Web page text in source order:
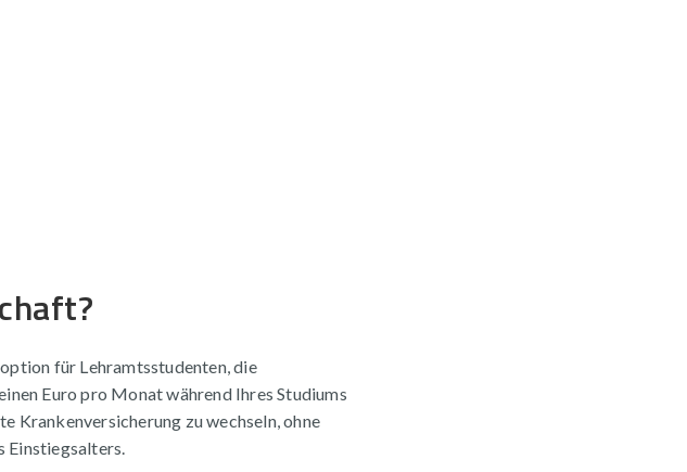
für Lehramtsstudenten, die
Euro pro Monat während Ihres Studiums
Krankenversicherung zu wechseln, ohne
Einstiegsalters.